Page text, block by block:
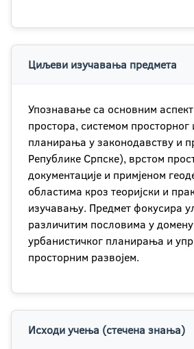
Циљеви изучавања предмета
Упознавање са основним
простора, системом просторног
планирања у законодавству и
Републике Српске), врстом
документације и примјеном
областима кроз теоријски и
изучавању. Предмет фокусира
различитим пословима у
урбанистичког планирања и
просторним развојем.
Исходи учења (стечена знања)